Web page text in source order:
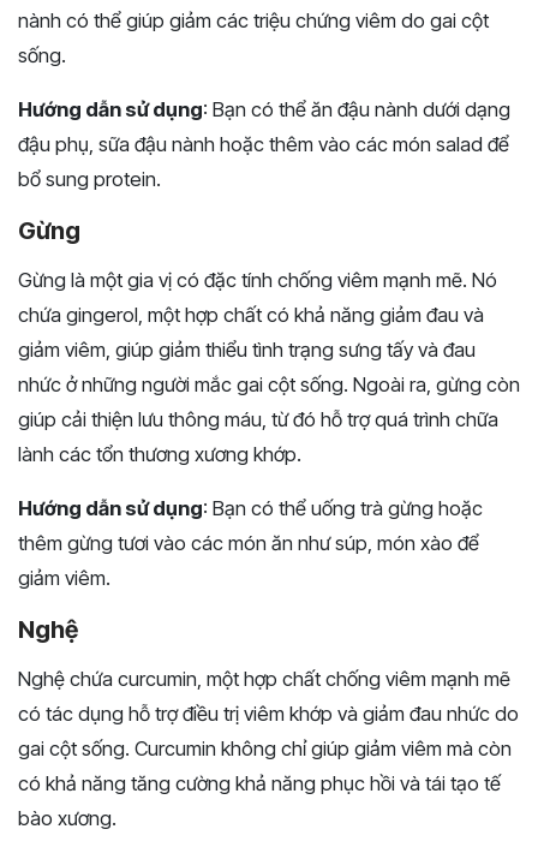
nành có thể giúp giảm các triệu chứng viêm do gai cột
sống.
Hướng dẫn sử dụng: Bạn có thể ăn đậu nành dưới dạng
đậu phụ, sữa đậu nành hoặc thêm vào các món salad để
bổ sung protein.
Gừng
Gừng là một gia vị có đặc tính chống viêm mạnh mẽ. Nó
chứa gingerol, một hợp chất có khả năng giảm đau và
giảm viêm, giúp giảm thiểu tình trạng sưng tấy và đau
nhức ở những người mắc gai cột sống. Ngoài ra, gừng còn
giúp cải thiện lưu thông máu, từ đó hỗ trợ quá trình chữa
lành các tổn thương xương khớp.
Hướng dẫn sử dụng: Bạn có thể uống trà gừng hoặc
thêm gừng tươi vào các món ăn như súp, món xào để
giảm viêm.
Nghệ
Nghệ chứa curcumin, một hợp chất chống viêm mạnh mẽ
có tác dụng hỗ trợ điều trị viêm khớp và giảm đau nhức do
gai cột sống. Curcumin không chỉ giúp giảm viêm mà còn
có khả năng tăng cường khả năng phục hồi và tái tạo tế
bào xương.